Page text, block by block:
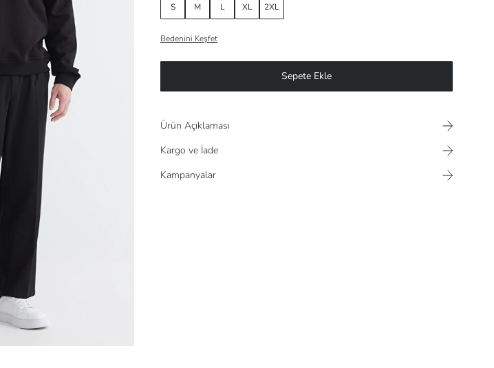
S M L XL 2XL
Bedenini Keşfet
Sepete Ekle
Ürün Açıklaması
Kargo ve İade
Kampanyalar